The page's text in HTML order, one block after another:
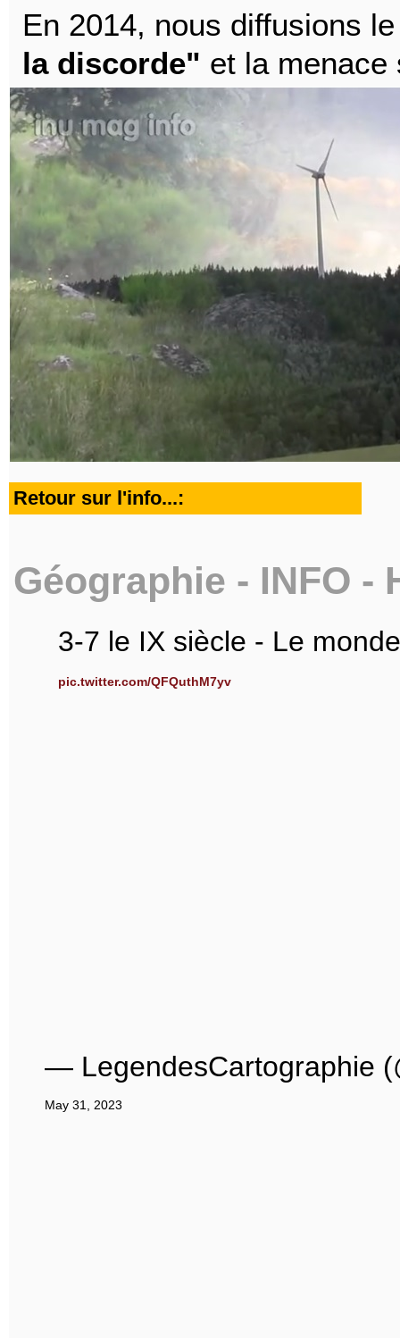
En 2014, nous diffusions
la discorde" et la menace
Retour sur l'info...:
Géographie - INFO -
3-7 le IX siècle - Le
pic.twitter.com/QFQuthM7yv
— LegendesCartographie
May 31, 2023